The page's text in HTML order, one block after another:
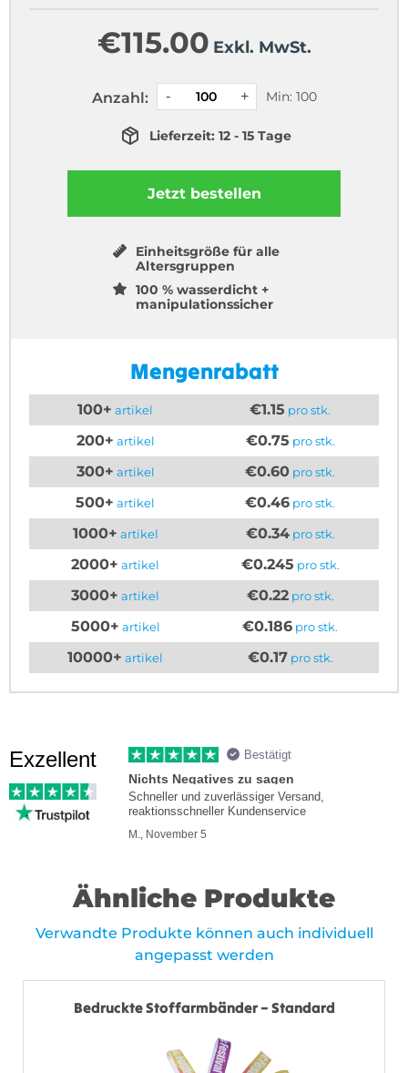
€115.00 Exkl. MwSt.
Anzahl: Min: 100
Lieferzeit: 12 - 15 Tage
Jetzt bestellen
Einheitsgröße für alle
Altersgruppen
100 % wasserdicht +
manipulationssicher
Mengenrabatt
100+ artikel €1.15 pro stk.
200+ artikel €0.75 pro stk.
300+ artikel €0.60 pro stk.
500+ artikel €0.46 pro stk.
1000+ artikel €0.34pro stk.
2000+ artikel €0.245 pro stk.
3000+ artikel €0.22pro stk.
5000+ artikel €0.186 pro stk.
10000+ artikel €0.17pro stk.
Exzellent Bestätigt
Nichts Negatives zu sagen
Schneller und zuverlässiger Versand,
reaktionsschneller Kundenservice
M., November 5
Ähnliche Produkte
Verwandte Produkte können auch individuell
angepasst werden
Bedruckte Stoffarmbänder – Standard